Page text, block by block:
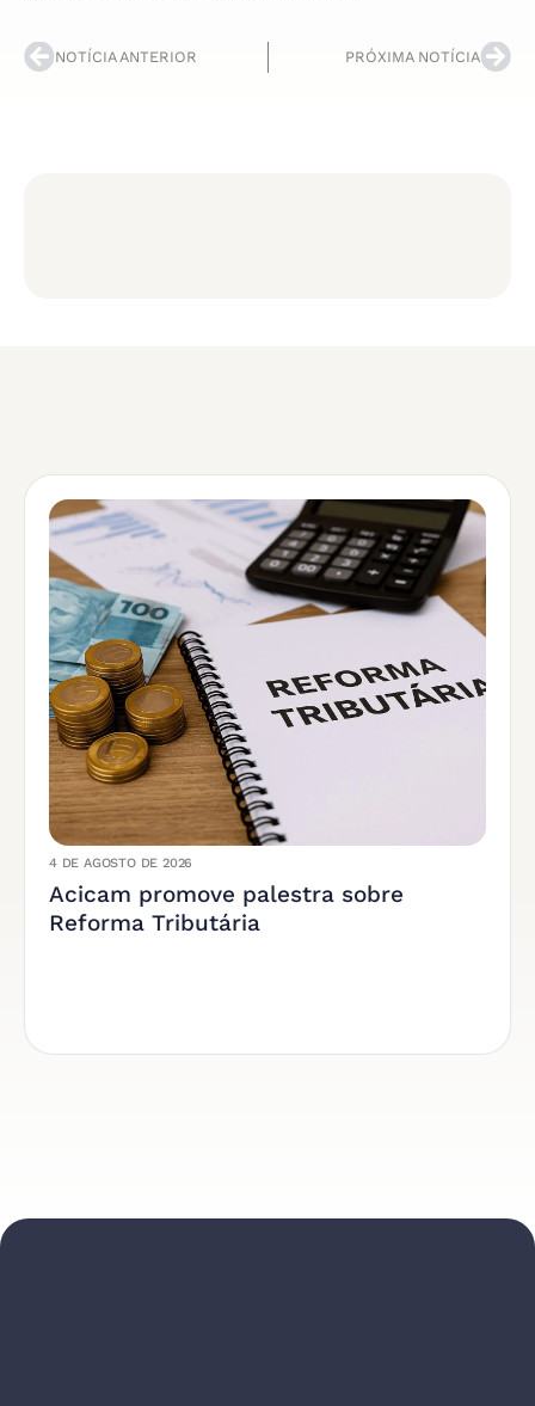
NOTÍCIA ANTERIOR PRÓXIMA NOTÍCIA
4 DE AGOSTO DE 2026
Acicam promove palestra sobre
Reforma Tributária